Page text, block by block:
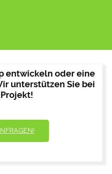
entwickeln oder eine
unterstützen Sie bei